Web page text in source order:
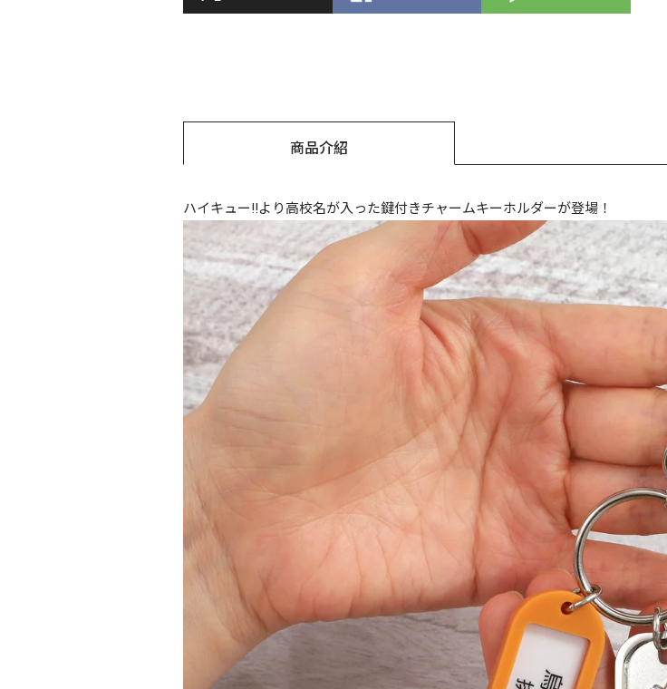
商品介紹
ハイキュー!!より高校名が入った鍵付きチャームキーホルダーが登場！